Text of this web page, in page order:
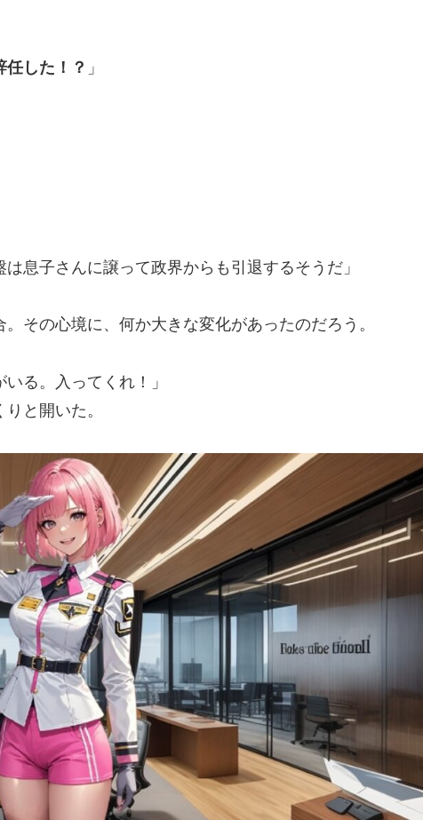
任した！？ 」
息子さんに譲って政界からも引退するそうだ」
その心境に、何か大きな変化があったのだろう。
る。入ってくれ！」
と開いた。